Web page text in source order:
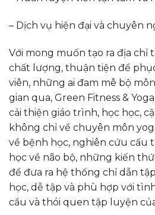
– Dịch vụ hiện đại và chuyên
Với mong muốn tạo ra địa chỉ
chất lượng, thuận tiện để
viên, những ai đam mê bộ
gian qua, Green Fitness &
cải thiện giáo trình, học học,
không chỉ về chuyên môn
về bệnh học, nghiên cứu cấu
học về não bộ, những kiến
để đưa ra hệ thống chỉ dẫn
học, dễ tập và phù hợp với
cầu và thói quen tập luyện